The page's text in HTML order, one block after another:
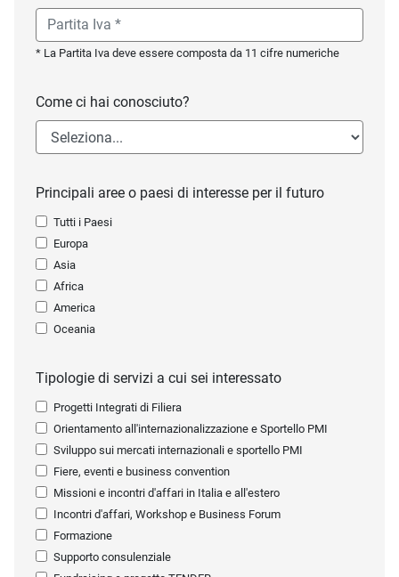
* La Partita Iva deve essere composta da 11 cifre numeriche
Come ci hai conosciuto?
Principali aree o paesi di interesse per il futuro
Tutti i Paesi
Europa
Asia
Africa
America
Oceania
Tipologie di servizi a cui sei interessato
Progetti Integrati di Filiera
Orientamento all'internazionalizzazione e Sportello PMI
Sviluppo sui mercati internazionali e sportello PMI
Fiere, eventi e business convention
Missioni e incontri d'affari in Italia e all'estero
Incontri d'affari, Workshop e Business Forum
Formazione
Supporto consulenziale